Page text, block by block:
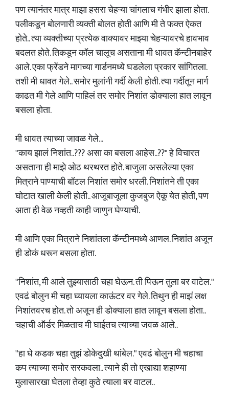
पण त्यानंतर मात्र माझा हसरा चेहऱ्या चांगलाच गंभीर झाला होता.
पलीकडून बोलणारी व्यक्ती बोलत होती आणि मी ते फक्त ऐकत
होते.. त्या व्यक्तीच्या प्रत्येक वाक्यावर माझ्या चेहऱ्यावरचे हावभाव
बदलत होते. तिकडून कॉल चालूच असताना मी धावत कॅन्टीनबाहेर
आले. एका फ्रेंडने मागच्या गार्डनमध्ये घडलेला प्रकार सांगितला.
तशी मी धावत गेले.. समोर मुलांनी गर्दी केली होती. त्या गर्दीतून मार्ग
काढत मी गेले आणि पाहिलं तर समोर निशांत डोक्याला हात लावून
बसला होता.
मी धावत त्याच्या जावळ गेले...
"काय झालं निशांत..??? असा का बसला आहेस..??" हे विचारत
असताना ही माझे ओठ थरथरत होते. बाजुला असलेल्या एका
मित्राने पाण्याची बॉटल निशांत समोर धरली. निशांतने ती एका
घोटात खाली केली होती.. आजूबाजूला कुजबुज ऐकू येत होती, पण
आता ही वेळ नव्हती काही जाणुन घेण्याची.
मी आणि एका मित्राने निशांतला कॅन्टीनमध्ये आणल. निशांत अजून
ही डोकं धरून बसला होता.
"निशांत, मी आले तुझ्यासाठी चहा घेऊन. ती पिऊन तुला बर वाटेल."
एवढं बोलुन मी चहा घ्यायला काऊंटर वर गेले. तिथुन ही माझं लक्ष
निशांतवरच होत. तो अजून ही डोक्याला हात लावून बसला होता..
चहाची ऑर्डर मिळताच मी घाईतच त्याच्या जवळ आले..
"हा घे कडक चहा तुझं डोकेदुखी थांबेल." एवढं बोलुन मी चहाचा
कप त्याच्या समोर सरकवला.. त्याने ही तो एखाद्या शहाण्या
मुलासारखा घेतला तेव्हा कुठे त्याला बर वाटल..